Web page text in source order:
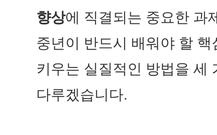
향상에 직결되는 중요한 과
중년이 반드시 배워야 할
키우는 실질적인 방법을 세
다루겠습니다.